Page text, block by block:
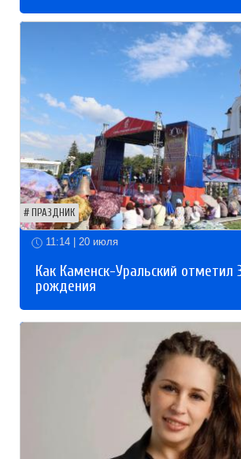
ПРАЗДНИК
11:14 | 20 июля
Как Каменск-Уральский отметил
рождения